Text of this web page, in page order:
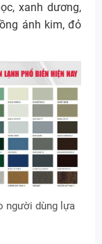
xanh dương,
ánh kim, đỏ
người dùng lựa